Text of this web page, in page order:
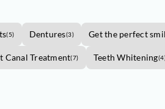
(5) Dentures(3) Get the perfect
Canal Treatment(7) Teeth Whitening(4